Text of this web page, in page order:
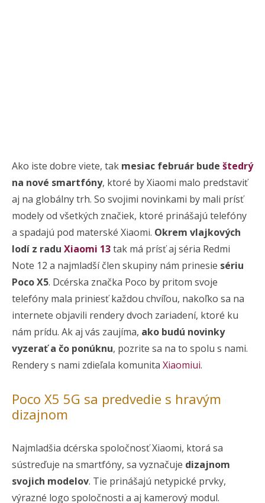
Ako iste dobre viete, tak mesiac február bude štedrý
na nové smartfóny, ktoré by Xiaomi malo predstaviť
aj na globálny trh. So svojimi novinkami by mali prísť
modely od všetkých značiek, ktoré prinášajú telefóny
a spadajú pod materské Xiaomi. Okrem vlajkových
lodí z radu Xiaomi 13tak má prísť aj séria Redmi
Note 12 a najmladší člen skupiny nám prinesie sériu
Poco X5. Dcérska značka Poco by pritom svoje
telefóny mala priniesť každou chvíľou, nakoľko sa na
internete objavili rendery dvoch zariadení, ktoré ku
nám prídu. Ak aj vás zaujíma, ako budú novinky
vyzerať a čo ponúknu, pozrite sa na to spolu s nami.
Rendery s nami zdieľala komunita Xiaomiui.
Poco X5 5G sa predvedie s hravým
dizajnom
Najmladšia dcérska spoločnosť Xiaomi, ktorá sa
sústreďuje na smartfóny, sa vyznačuje dizajnom
svojich modelov. Tie prinášajú netypické prvky,
výrazné logo spoločnosti a aj kamerový modul.